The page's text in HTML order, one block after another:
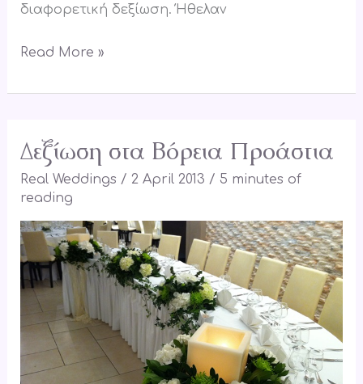
διαφορετική δεξίωση. Ήθελαν
Read More »
Δεξίωση στα Βόρεια Προάστια
Real Weddings / 2 April 2013 / 5 minutes of
reading
Δεξίωση
στα
Βόρεια
Προάστια